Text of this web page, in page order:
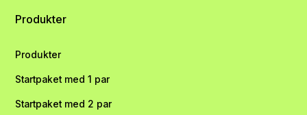
Produkter
Produkter
Startpaket med 1 par
Startpaket med 2 par